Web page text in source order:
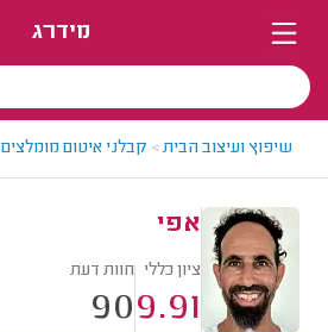
מידרג
שיפוץ ועיצוב הבית> קבלני איטום מומלצים
אפי
ציון כללי
9.91
חוות דעת
90